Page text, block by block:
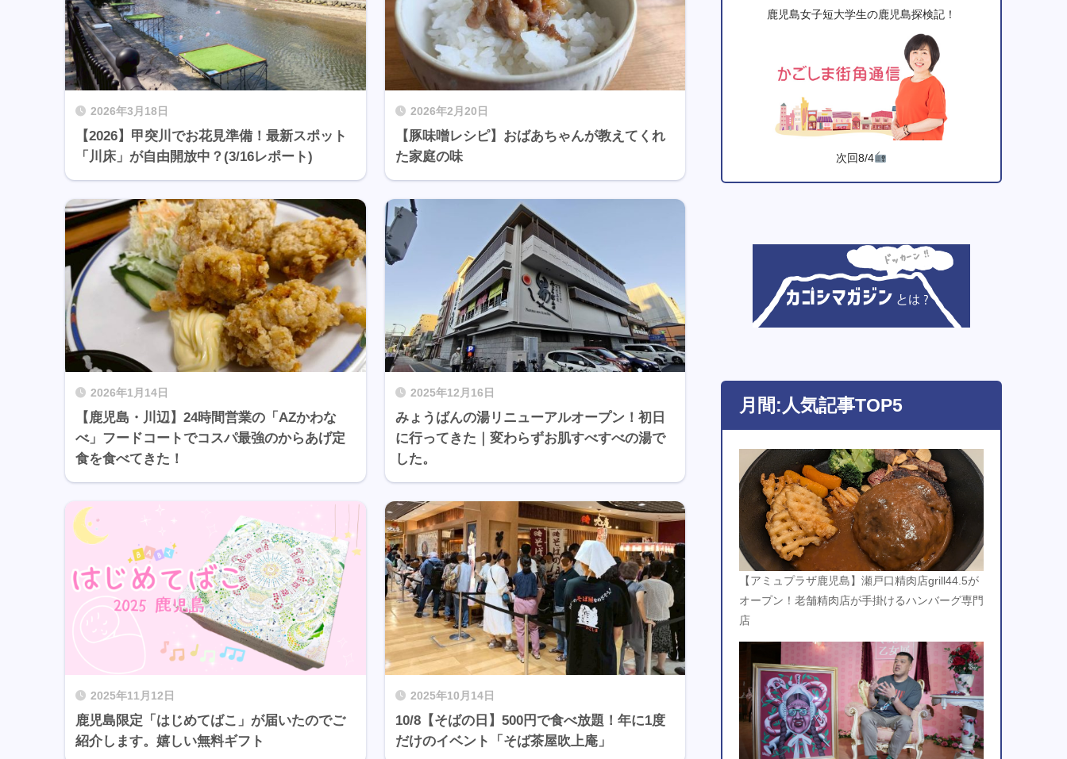
2026年3月18日
【2026】甲突川でお花見準備！最新スポット
「川床」が自由開放中？(3/16レポート)
2026年2月20日
【豚味噌レシピ】おばあちゃんが教えてくれ
た家庭の味
2026年1月14日
【鹿児島・川辺】24時間営業の「AZかわな
べ」フードコートでコスパ最強のからあげ定
食を食べてきた！
2025年12月16日
みょうばんの湯リニューアルオープン！初日
に行ってきた｜変わらずお肌すべすべの湯で
した。
2025年11月12日
鹿児島限定「はじめてばこ」が届いたのでご
紹介します。嬉しい無料ギフト
2025年10月14日
10/8【そばの日】500円で食べ放題！年に1度
だけのイベント「そば茶屋吹上庵」
鹿児島女子短大学生の鹿児島探検記！
次回8/4
月間:人気記事TOP5
【アミュプラザ鹿児島】瀬戸口精肉店grill44.5が
オープン！老舗精肉店が手掛けるハンバーグ専門
店